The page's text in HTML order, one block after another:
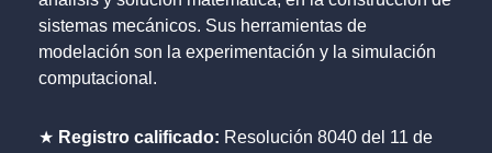
sistemas mecánicos. Sus herramientas de
modelación son la experimentación y la simulación
computacional.
★ Registro calificado: Resolución 8040 del 11 de